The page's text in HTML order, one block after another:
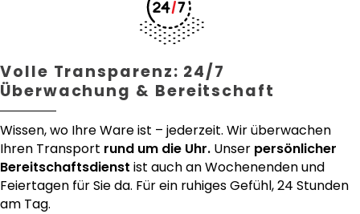
Volle Transparenz: 24/7
Überwachung & Bereitschaft
Wissen, wo Ihre Ware ist – jederzeit. Wir überwachen
Ihren Transport rund um die Uhr. Unser persönlicher
Bereitschaftsdienst ist auch an Wochenenden und
Feiertagen für Sie da. Für ein ruhiges Gefühl, 24 Stunden
am Tag.